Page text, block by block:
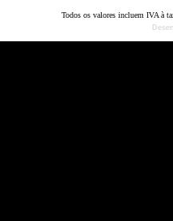
Todos os valores incluem IVA à